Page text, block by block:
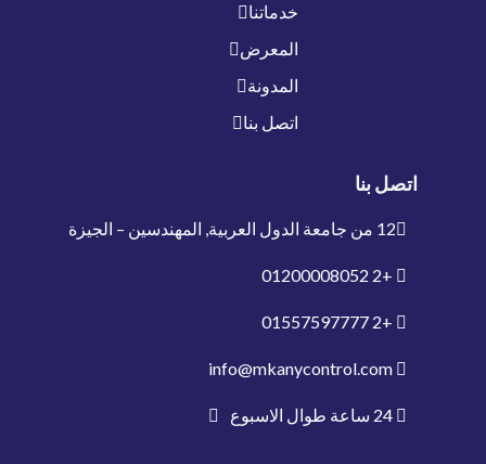
خدماتنا
المعرض
المدونة
اتصل بنا
اتصل بنا
12 من جامعة الدول العربية, المهندسين – الجيزة
+2
01200008052
+2
01557597777